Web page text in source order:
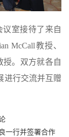
议室接待了来自
McCall教授、
授。双方就各自
进行交流并互赠
一行并签署合作